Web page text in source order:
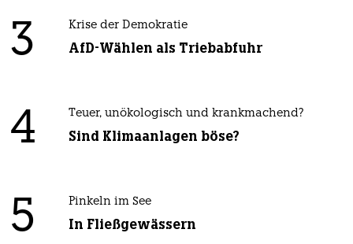
3 Krise der Demokratie
AfD-Wählen als Triebabfuhr
4 Teuer, unökologisch und krankmachend?
Sind Klimaanlagen böse?
5 Pinkeln im See
In Fließgewässern